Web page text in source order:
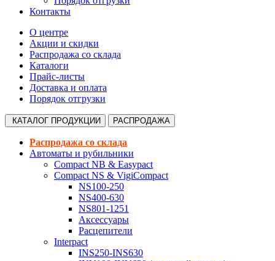
Контакты
О центре
Акции и скидки
Распродажа со склада
Каталоги
Прайс-листы
Доставка и оплата
Порядок отгрузки
КАТАЛОГ ПРОДУКЦИИ РАСПРОДАЖА
Распродажа со склада
Автоматы и рубильники
Compact NB & Easypact
Compact NS & VigiCompact
NS100-250
NS400-630
NS801-1251
Аксессуары
Расцепители
Interpact
INS250-INS630